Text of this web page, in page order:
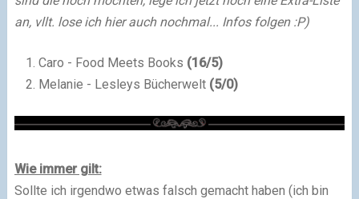
an, vllt. lose ich hier auch nochmal... Infos folgen :P)
Caro - Food Meets Books (16/5)
Melanie - Lesleys Bücherwelt (5/0)
Wie immer gilt:
Sollte ich irgendwo etwas falsch gemacht haben (ich bin